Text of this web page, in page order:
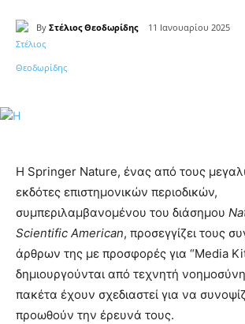
By Στέλιος Θεοδωρίδης 11 Ιανουαρίου 2025
Η Springer Nature, ένας από τους
εκδότες επιστημονικών περιοδικών,
συμπεριλαμβανομένου του διάσημου
Scientific American, προσεγγίζει τους
άρθρων της με προσφορές για “Media
δημιουργούνται από τεχνητή
πακέτα έχουν σχεδιαστεί για να
προωθούν την έρευνά τους.